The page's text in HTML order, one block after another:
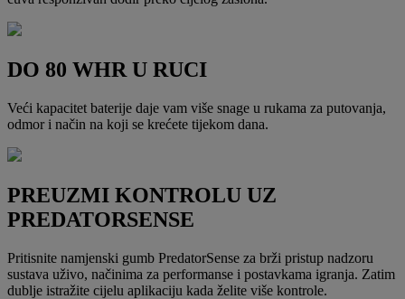
DO 80 WHR U RUCI
Veći kapacitet baterije daje vam više snage u rukama za putovanja,
odmor i način na koji se krećete tijekom dana.
PREUZMI KONTROLU UZ
PREDATORSENSE
Pritisnite namjenski gumb PredatorSense za brži pristup nadzoru
sustava uživo, načinima za performanse i postavkama igranja. Zatim
dublje istražite cijelu aplikaciju kada želite više kontrole.